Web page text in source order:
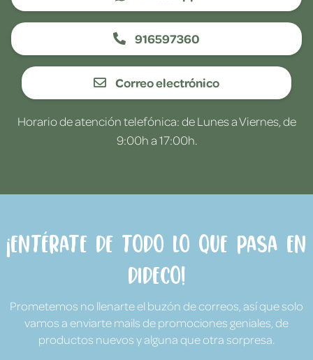
916597360
Correo electrónico
Horario de atención telefónica: de Lunes a Viernes, de
9:00h a 17:00h.
¡Entérate de todo lo que pasa en
Dideco!
Prometemos no llenarte el buzón de correos, así que solo
vamos a enviarte mails de promociones geniales, de
productos nuevos y alguna que otra sorpresa.